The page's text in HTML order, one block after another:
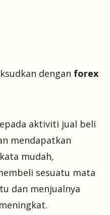
dengan forex
aktiviti jual beli
mendapatkan
mudah,
sesuatu mata
dan menjualnya